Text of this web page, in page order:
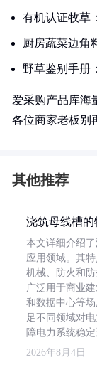
有机认证牧草
厨房蔬菜边角
野草鉴别手册
爱采购产品库海
各位商家老板别
其他推荐
浇筑母线槽
本文详细介绍
应用领域。其特
机械、防火和防
广泛用于商业
和数据中心等
足不同领域对
障电力系统稳定
2026年8月4日